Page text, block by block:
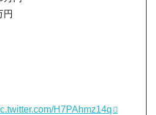
円
H7PAhmz14q